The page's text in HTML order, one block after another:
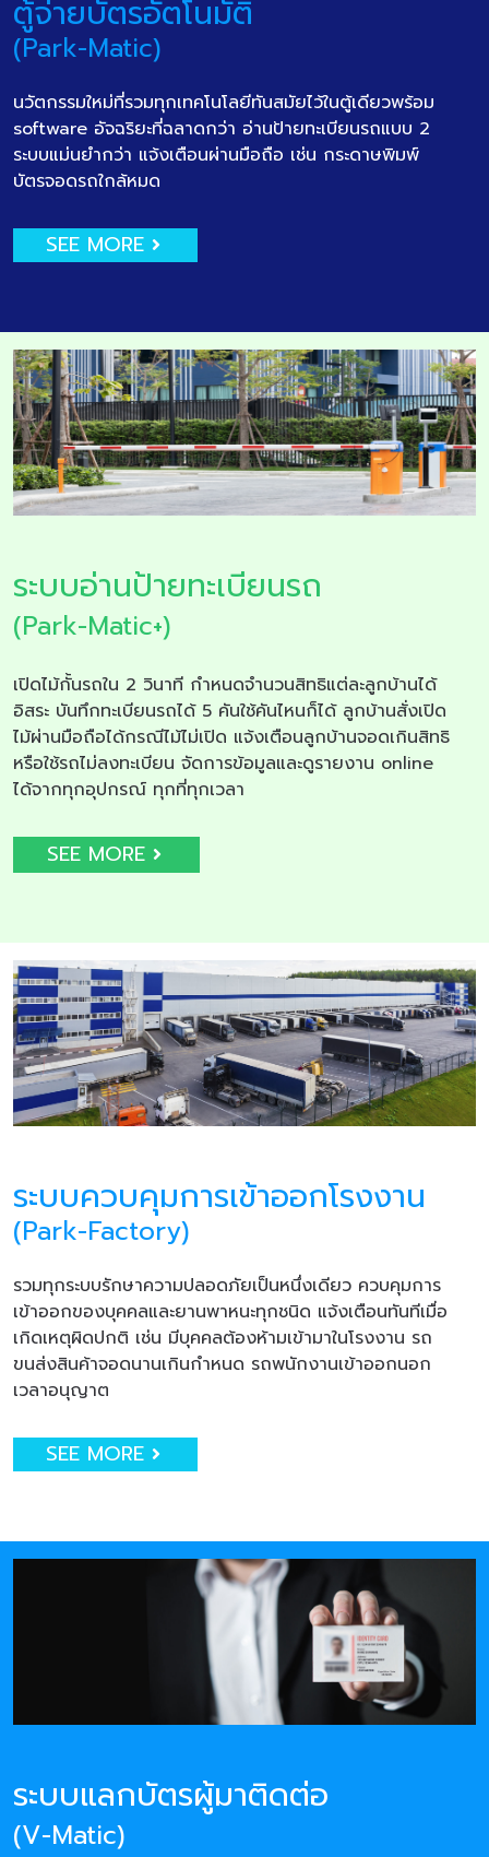
ตู้จ่ายบัตรอัตโนมัติ
(Park-Matic)
นวัตกรรมใหม่ที่รวมทุกเทคโนโลยีทันสมัยไว้ในตู้เดียวพร้อม
software อัจฉริยะที่ฉลาดกว่า อ่านป้ายทะเบียนรถแบบ 2
ระบบแม่นยำกว่า แจ้งเตือนผ่านมือถือ เช่น กระดาษพิมพ์
บัตรจอดรถใกล้หมด
SEE MORE
ระบบอ่านป้ายทะเบียนรถ
(Park-Matic+)
เปิดไม้กั้นรถใน 2 วินาที กำหนดจำนวนสิทธิแต่ละลูกบ้านได้
อิสระ บันทึกทะเบียนรถได้ 5 คันใช้คันไหนก็ได้ ลูกบ้านสั่งเปิด
ไม้ผ่านมือถือได้กรณีไม้ไม่เปิด แจ้งเตือนลูกบ้านจอดเกินสิทธิ
หรือใช้รถไม่ลงทะเบียน จัดการข้อมูลและดูรายงาน online
ได้จากทุกอุปกรณ์ ทุกที่ทุกเวลา
SEE MORE
ระบบควบคุมการเข้าออกโรงงาน
(Park-Factory)
รวมทุกระบบรักษาความปลอดภัยเป็นหนึ่งเดียว ควบคุมการ
เข้าออกของบุคคลและยานพาหนะทุกชนิด แจ้งเตือนทันทีเมื่อ
เกิดเหตุผิดปกติ เช่น มีบุคคลต้องห้ามเข้ามาในโรงงาน รถ
ขนส่งสินค้าจอดนานเกินกำหนด รถพนักงานเข้าออกนอก
เวลาอนุญาต
SEE MORE
ระบบแลกบัตรผู้มาติดต่อ
(V-Matic)